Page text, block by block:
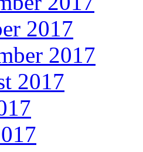
2017
2017
2017